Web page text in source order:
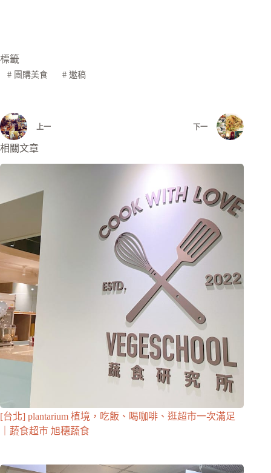
標籤
#團購美食 #邀稿
上一 下一
相關文章
[台北] plantarium 植境，吃飯、喝咖啡、逛超市一次滿足
｜蔬食超市 旭穗蔬食